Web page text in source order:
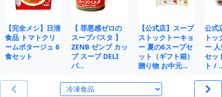
【完全メシ】日清
食品 トマトクリ
ームポタージュ 6
食セット
【 罪悪感ゼロの
スープパスタ 】
ZENB ゼンブ カッ
プ スープ DELI
パ…
【公式店】スープ
ストックトーキョ
ー 夏の6スープセ
ット（ギフト箱）
贈り物 お中元…
公式
ト
ー
セッ
ト /